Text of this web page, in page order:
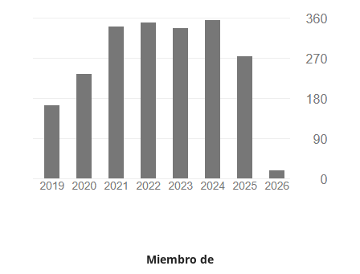
Miembro de